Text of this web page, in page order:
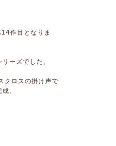
作目となりま
ーズでした。
クロスの掛け声で
。